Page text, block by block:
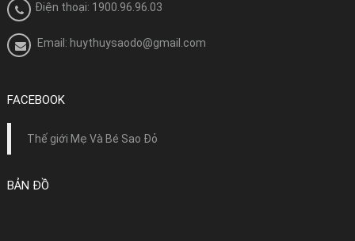
Điện thoại: 1900.96.96.03
Email: huythuysaodo@gmail.com
FACEBOOK
Thế giới Mẹ Và Bé Sao Đỏ
BẢN ĐỒ